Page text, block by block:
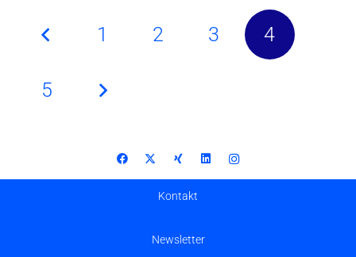
1 2 3 4
5
Kontakt
Newsletter